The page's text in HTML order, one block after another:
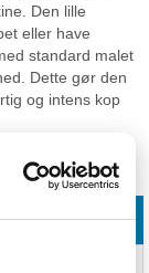
Den lille
eller have
standard malet
Dette gør den
og intens kop